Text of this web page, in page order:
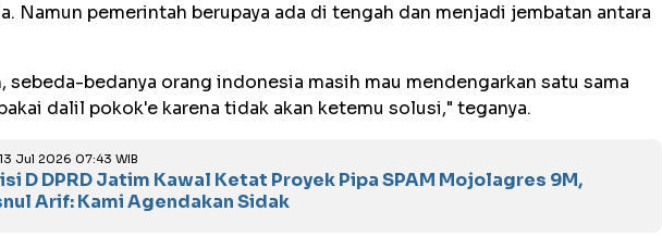
Namun pemerintah berupaya ada di tengah dan menjadi jembatan antara
sebeda-bedanya orang indonesia masih mau mendengarkan satu sama
dalil pokok'e karena tidak akan ketemu solusi," teganya.
Jul 2026 07:43 WIB
D DPRD Jatim Kawal Ketat Proyek Pipa SPAM Mojolagres 9M,
Arif: Kami Agendakan Sidak